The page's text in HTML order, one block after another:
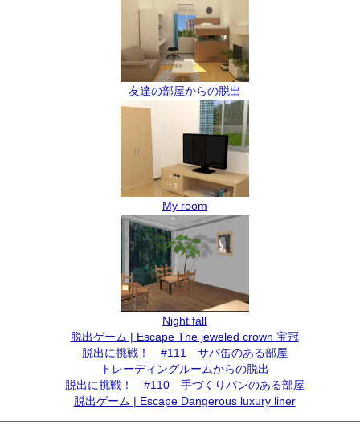
友達の部屋からの脱出
My room
Night fall
脱出ゲーム | Escape The jeweled crown 宝冠
脱出に挑戦！ #111 サバ缶のある部屋
トレーディングルームからの脱出
脱出に挑戦！ #110 手づくりパンのある部屋
脱出ゲーム | Escape Dangerous luxury liner